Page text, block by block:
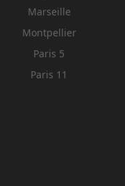
Marseille
Montpellier
Paris 5
Paris 11